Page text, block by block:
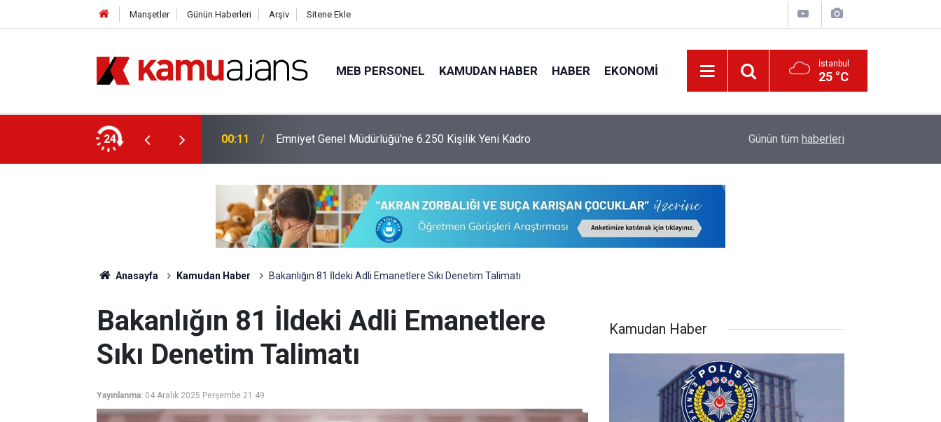
Manşetler Günün Haberleri Arşiv Sitene Ekle
MEB PERSONEL KAMUDAN HABER HABER EKONOMI İstanbul
25 °C
24
İçin Ek Sınav Müjdesi 00:11 Emniyet Genel Müdürlüğü'ne 6.250 Kişilik Yeni Kadro MEB Öğretmenlere İl Emri Atama Hakkı
Günün tüm haberleri
Anasayfa Kamudan Haber Bakanlığın 81 İldeki Adli Emanetlere Sıkı Denetim Talimatı
Bakanlığın 81 İldeki Adli Emanetlere
Sıkı Denetim Talimatı
Yayınlanma: 04 Aralık 2025 Perşembe 21:49
Kamudan Haber